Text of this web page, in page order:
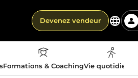
Devenez vendeur
Formations & CoachingVie